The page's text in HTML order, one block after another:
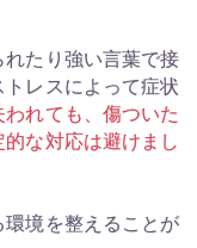
たり強い言葉で接
レスによって症状
われても、傷ついた
な対応は避けまし
境を整えることが